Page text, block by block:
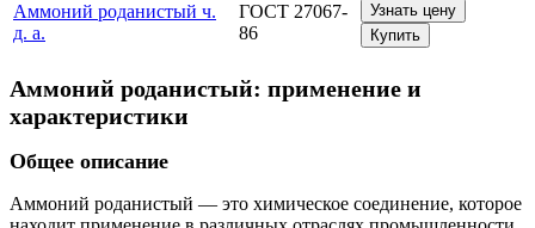
Аммоний роданистый ч.
д. а.
ГОСТ 27067-
86
Узнать цену
Купить
Аммоний роданистый: применение и
характеристики
Общее описание
Аммоний роданистый — это химическое соединение, которое